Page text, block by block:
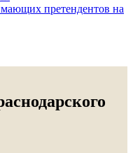
претендентов на